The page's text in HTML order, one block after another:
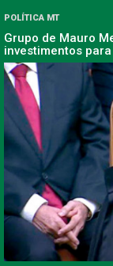
POLÍTICA MT
Grupo de Mauro
investimentos